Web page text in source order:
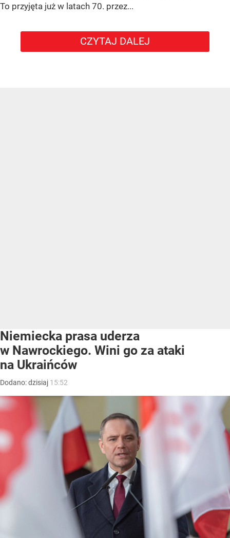
To przyjęta już w latach 70. przez...
CZYTAJ DALEJ
Niemiecka prasa uderza
w Nawrockiego. Wini go za ataki
na Ukraińców
Dodano:dzisiaj 15:52